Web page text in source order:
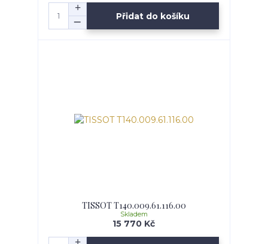
Přidat do košíku
TISSOT T140.009.61.116.00
15 770 Kč
Skladem